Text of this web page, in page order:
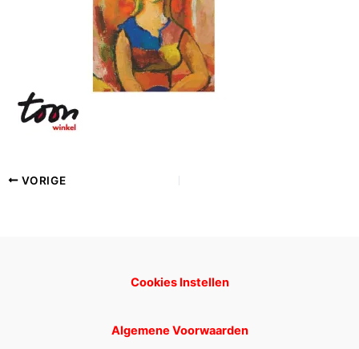
VORIGE
Cookies Instellen
Algemene Voorwaarden